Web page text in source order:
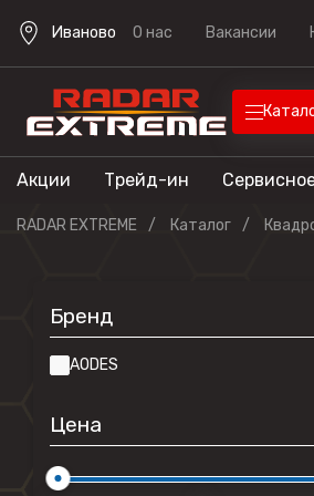
Иваново О нас Вакансии
Техника для отдыха
Прицепы
Акции Трейд-ин
RADAR EXTREME Каталог
Бренд
AODES
Цена